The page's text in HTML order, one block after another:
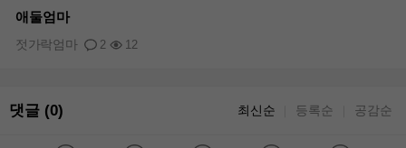
애둘엄마
2 12
젓가락엄마
댓글 (0) 최신순 등록순 공감순